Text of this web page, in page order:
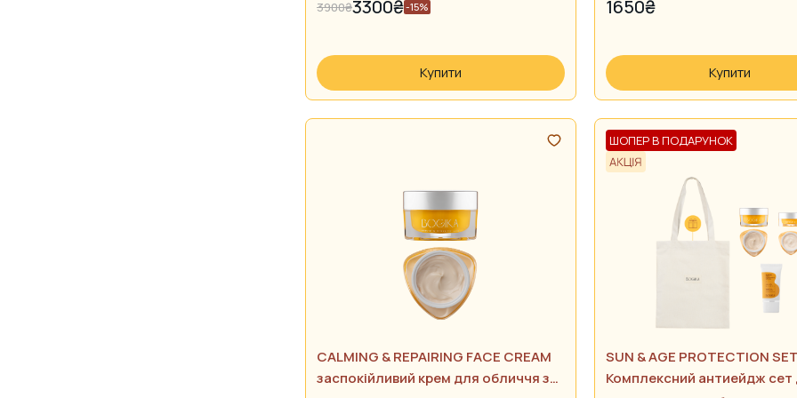
3900₴3300₴-15%
Купити
1650₴
Купити
CALMING & REPAIRING FACE CREAM
заспокійливий крем для обличчя з
ШОПЕР В ПОДАРУНОК
SUN & AGE PROTECTION
Комплексний антиейдж сет